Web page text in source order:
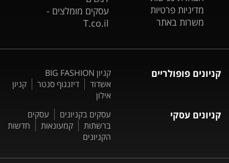
מדיניות פרטיות
משרות באתר
עסקים מומלצים -
T.co.il
קניונים פופולריים
קניון BIG FASHION
אשדוד
דיזנגוף סנטר
קניון
אילון
קניונים עסקי עסקים בקניונים
עסקים
ברשתות
קמעונאות
חדשות
הקניונים